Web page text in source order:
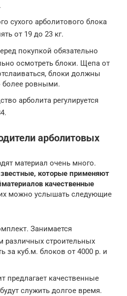
сухого арболитового блока
от 19 до 23 кг.
покупкой обязательно
осмотреть блоки. Щепа от
блоки должны
ровными.
арболита регулируется
арболитовых
материал очень много.
которые применяют
качественные
можно услышать следующие
Занимается
различных строительных
за куб.м. блоков от 4000 р. и
предлагает качественные
служить долгое время.